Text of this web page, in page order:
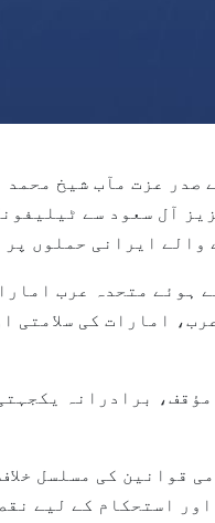
عرب امارات کے صدر
آل سعود سے
ایرانی حملوں
ہوئے متحدہ عرب
امارات کی
برادرانہ
قوانین کی مسلسل
استحکام کے لیے